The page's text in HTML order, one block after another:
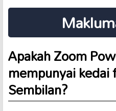
Apakah Zoom
mempunyai
Sembilan?